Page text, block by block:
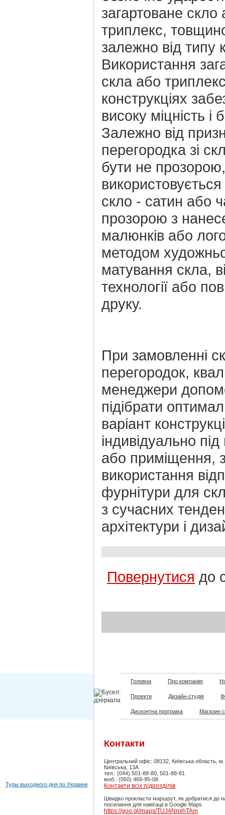
загартоване скло
триплекс,
залежно від типу
Використання
скла або
конструкціях
високу міцність і
Залежно від
перегородка зі
бути не
скло - сатин або
прозорою з
малюнків або
методом
матування скла,
технології або
друку.
При замовленні
перегородок,
менеджери
підібрати
варіант
індивідуально
або приміщення,
використання
фурнітури для
з сучасних
архітектури і
Повернутися до
Головна Про компанію
Проекти Дизайн-студія
Дисконтна програма Магазин
Туры выходного дня по Украине
Контакти
Центральний офіс: 08132, Київська область,
Київська, 13А
тел.: (044) 501-88-80, 501-88-81
моб.: (050) 469-95-08
Контакти всіх підрозділів
Швидко прокласти маршрут, як добратися до
посилання для навігаціі в Google Maps
https://goo.gl/maps/TUJ4NnxhTAm